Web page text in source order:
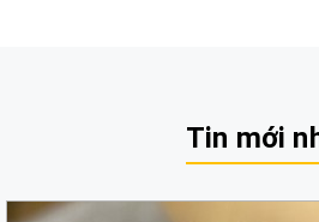
Tin mới